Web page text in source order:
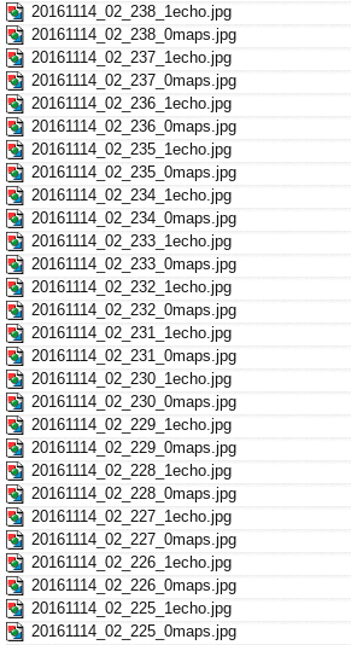
20161114_02_238_1echo.jpg
20161114_02_238_0maps.jpg
20161114_02_237_1echo.jpg
20161114_02_237_0maps.jpg
20161114_02_236_1echo.jpg
20161114_02_236_0maps.jpg
20161114_02_235_1echo.jpg
20161114_02_235_0maps.jpg
20161114_02_234_1echo.jpg
20161114_02_234_0maps.jpg
20161114_02_233_1echo.jpg
20161114_02_233_0maps.jpg
20161114_02_232_1echo.jpg
20161114_02_232_0maps.jpg
20161114_02_231_1echo.jpg
20161114_02_231_0maps.jpg
20161114_02_230_1echo.jpg
20161114_02_230_0maps.jpg
20161114_02_229_1echo.jpg
20161114_02_229_0maps.jpg
20161114_02_228_1echo.jpg
20161114_02_228_0maps.jpg
20161114_02_227_1echo.jpg
20161114_02_227_0maps.jpg
20161114_02_226_1echo.jpg
20161114_02_226_0maps.jpg
20161114_02_225_1echo.jpg
20161114_02_225_0maps.jpg